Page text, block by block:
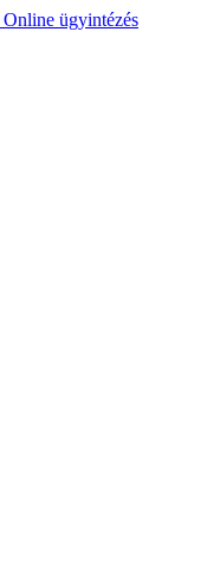
Online ügyintézés